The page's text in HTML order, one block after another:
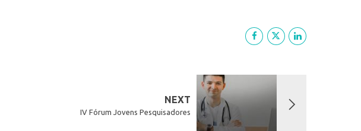
NEXT
IV Fórum Jovens Pesquisadores